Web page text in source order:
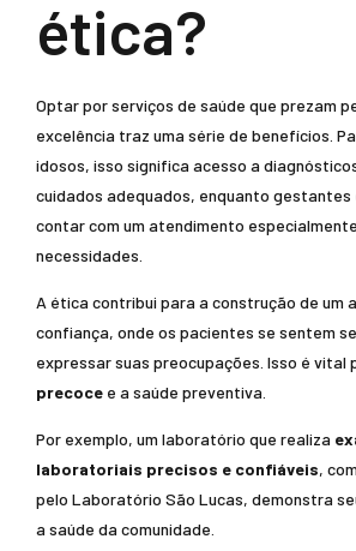
ética?
Optar por serviços de saúde que prezam
excelência traz uma série de benefícios.
idosos, isso significa acesso a
cuidados adequados, enquanto gestantes
contar com um atendimento
necessidades.
A ética contribui para a construção de um
confiança, onde os pacientes se sentem
expressar suas preocupações. Isso é vital
precoce e a saúde preventiva.
Por exemplo, um laboratório que realiza
laboratoriais precisos e confiáveis,
pelo Laboratório São Lucas, demonstra
a saúde da comunidade.